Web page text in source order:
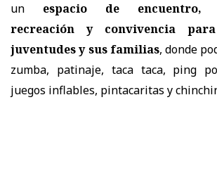
un
espacio de encuentro,
recreación y convivencia
juventudes y sus familias, donde
zumba, patinaje, taca taca, ping
juegos inflables, pintacaritas y